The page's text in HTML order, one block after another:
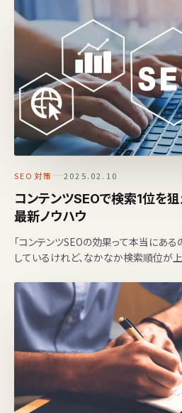
SEO対策 2025.02.10
コンテンツSEOで検索1位を狙
最新ノウハウ
「コンテンツSEOの効果って本当にある
しているけれど、なかなか検索順位が